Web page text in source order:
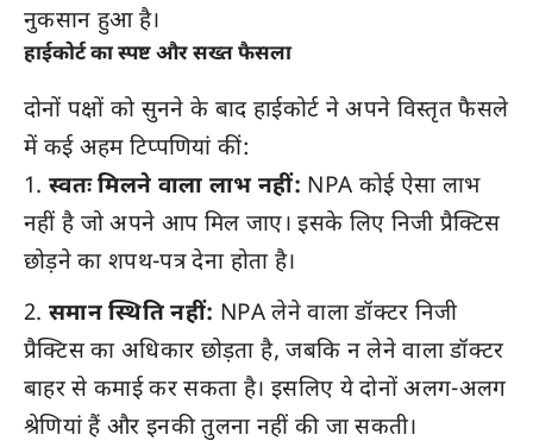
नुकसान हुआ है।
हाईकोर्ट का स्पष्ट और सख्त फैसला
दोनों पक्षों को सुनने के बाद हाईकोर्ट ने अपने विस्तृत फैसले
में कई अहम टिप्पणियां कीं:
स्वतः मिलने वाला लाभ नहीं: NPA कोई ऐसा लाभ
नहीं है जो अपने आप मिल जाए। इसके लिए निजी प्रैक्टिस
छोड़ने का शपथ-पत्र देना होता है।
समान स्थिति नहीं: NPA लेने वाला डॉक्टर निजी
प्रैक्टिस का अधिकार छोड़ता है, जबकि न लेने वाला डॉक्टर
बाहर से कमाई कर सकता है। इसलिए ये दोनों अलग-अलग
श्रेणियां हैं और इनकी तुलना नहीं की जा सकती।